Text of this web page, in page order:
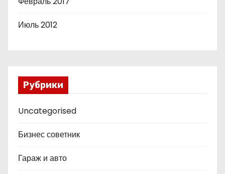
Июль 2012
Рубрики
Uncategorised
Бизнес советник
Гараж и авто